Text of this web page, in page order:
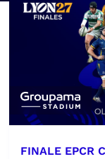
FINALE EPCR